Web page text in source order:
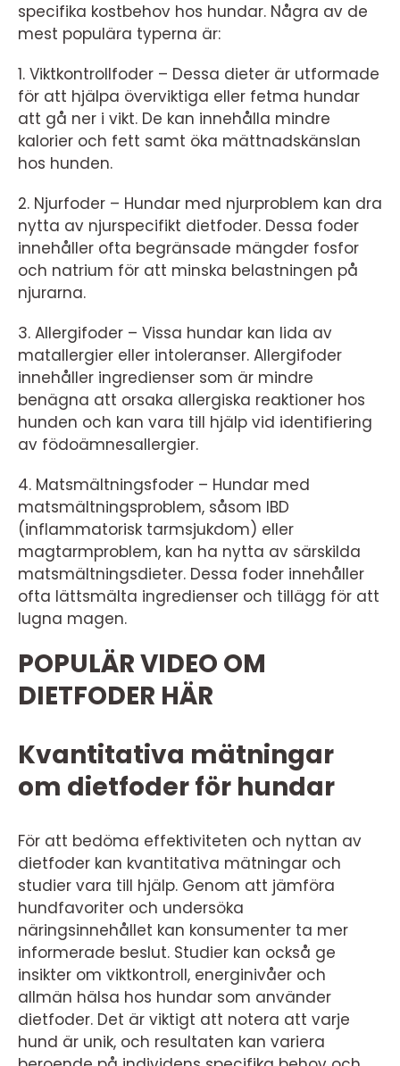
specifika kostbehov hos hundar. Några av de
mest populära typerna är:
1. Viktkontrollfoder – Dessa dieter är utformade
för att hjälpa överviktiga eller fetma hundar
att gå ner i vikt. De kan innehålla mindre
kalorier och fett samt öka mättnadskänslan
hos hunden.
2. Njurfoder – Hundar med njurproblem kan dra
nytta av njurspecifikt dietfoder. Dessa foder
innehåller ofta begränsade mängder fosfor
och natrium för att minska belastningen på
njurarna.
3. Allergifoder – Vissa hundar kan lida av
matallergier eller intoleranser. Allergifoder
innehåller ingredienser som är mindre
benägna att orsaka allergiska reaktioner hos
hunden och kan vara till hjälp vid identifiering
av födoämnesallergier.
4. Matsmältningsfoder – Hundar med
matsmältningsproblem, såsom IBD
(inflammatorisk tarmsjukdom) eller
magtarmproblem, kan ha nytta av särskilda
matsmältningsdieter. Dessa foder innehåller
ofta lättsmälta ingredienser och tillägg för att
lugna magen.
POPULÄR VIDEO OM
DIETFODER HÄR
Kvantitativa mätningar
om dietfoder för hundar
För att bedöma effektiviteten och nyttan av
dietfoder kan kvantitativa mätningar och
studier vara till hjälp. Genom att jämföra
hundfavoriter och undersöka
näringsinnehållet kan konsumenter ta mer
informerade beslut. Studier kan också ge
insikter om viktkontroll, energinivåer och
allmän hälsa hos hundar som använder
dietfoder. Det är viktigt att notera att varje
hund är unik, och resultaten kan variera